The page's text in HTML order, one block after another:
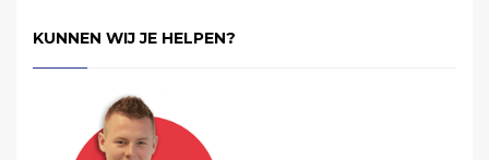
KUNNEN WIJ JE HELPEN?